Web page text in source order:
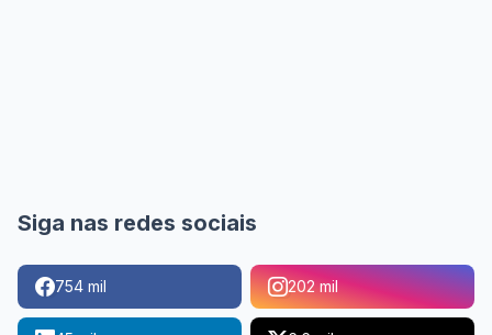
Siga nas redes sociais
754 mil 202 mil